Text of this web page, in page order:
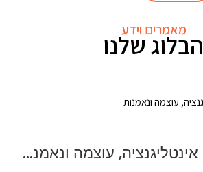
מאמרים וידע
הבלוג שלנו
רועה גרמני – אינטליגנציה, עוצמה ונאמנות